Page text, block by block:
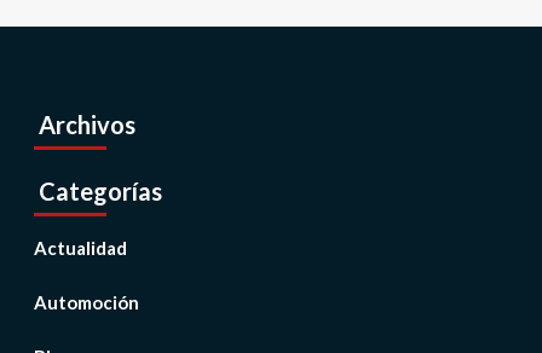
Archivos
Categorías
Actualidad
Automoción